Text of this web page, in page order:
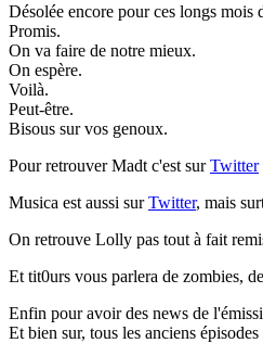
Désolée encore pour ces longs mois
Promis.
On va faire de notre mieux.
On espère.
Voilà.
Peut-être.
Bisous sur vos genoux.
Pour retrouver Madt c'est surTwitter
Musica est aussi surTwitter, mais
On retrouve Lolly pas tout à fait
Et tit0urs vous parlera de zombies,
Enfin pour avoir des news de
Et bien sur, tous les anciens